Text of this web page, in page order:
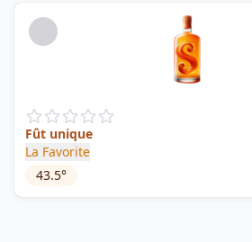
Fût unique
La Favorite
43.5°